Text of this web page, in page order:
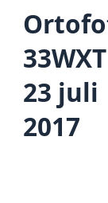
33WXT
23 juli
2017